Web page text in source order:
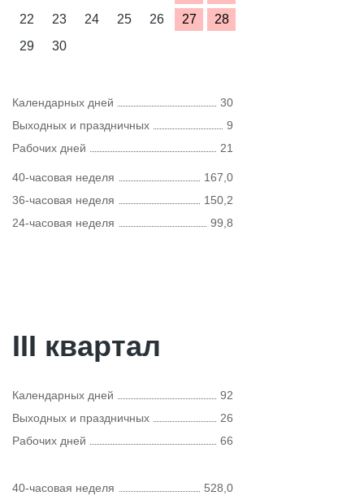
22
23 24 25 26 27
28
29
30
Календарных дней
30
Выходных и праздничных
9
Рабочих дней
21
40-часовая неделя
167,0
36-часовая неделя
150,2
24-часовая неделя
99,8
III квартал
Календарных дней
92
Выходных и праздничных
26
Рабочих дней
66
40-часовая неделя 528,0